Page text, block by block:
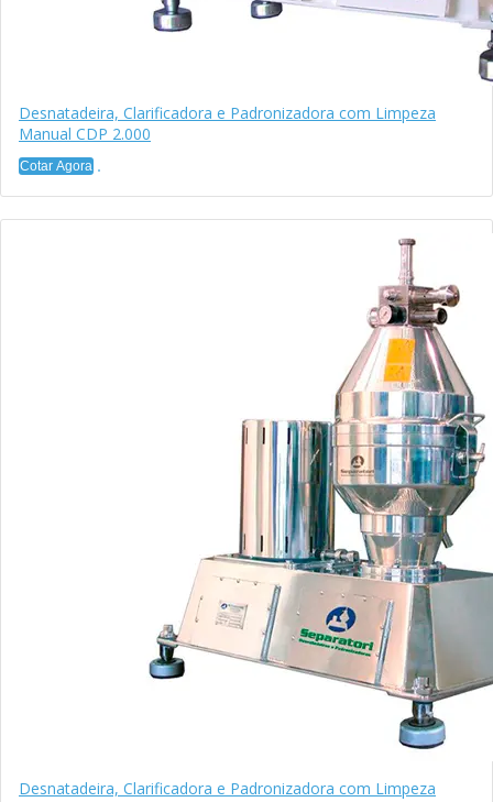
Desnatadeira, Clarificadora e Padronizadora com Limpeza
Manual CDP 2.000
Cotar Agora
Desnatadeira, Clarificadora e Padronizadora com Limpeza